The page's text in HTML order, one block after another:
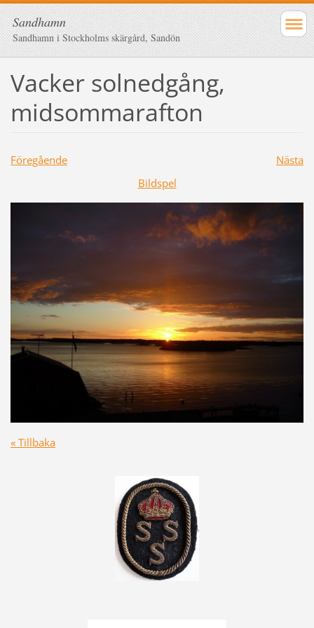
Sandhamn
Sandhamn i Stockholms skärgård, Sandön
Vacker solnedgång,
midsommarafton
Föregående
Nästa
Bildspel
« Tillbaka